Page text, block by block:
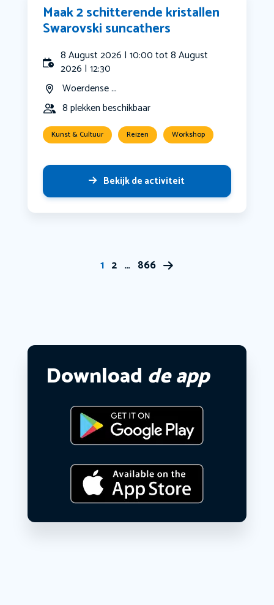
Maak 2 schitterende kristallen
Swarovski suncathers
8 August 2026 | 10:00 tot 8 August
2026 | 12:30
Woerdense ...
8 plekken beschikbaar
Kunst & Cultuur Reizen Workshop
Bekijk de activiteit
1 2 … 866
Download de app